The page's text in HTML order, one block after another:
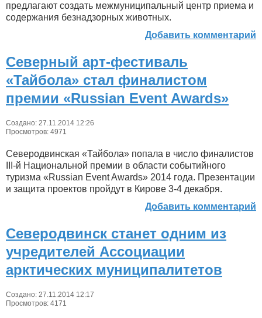
предлагают создать межмуниципальный центр приема и
содержания безнадзорных животных.
Добавить комментарий
Северный арт-фестиваль
«Тайбола» стал финалистом
премии «Russian Event Awards»
Создано: 27.11.2014 12:26
Просмотров: 4971
Северодвинская «Тайбола» попала в число финалистов
III-й Национальной премии в области событийного
туризма «Russian Event Awards» 2014 года. Презентации
и защита проектов пройдут в Кирове 3-4 декабря.
Добавить комментарий
Северодвинск станет одним из
учредителей Ассоциации
арктических муниципалитетов
Создано: 27.11.2014 12:17
Просмотров: 4171